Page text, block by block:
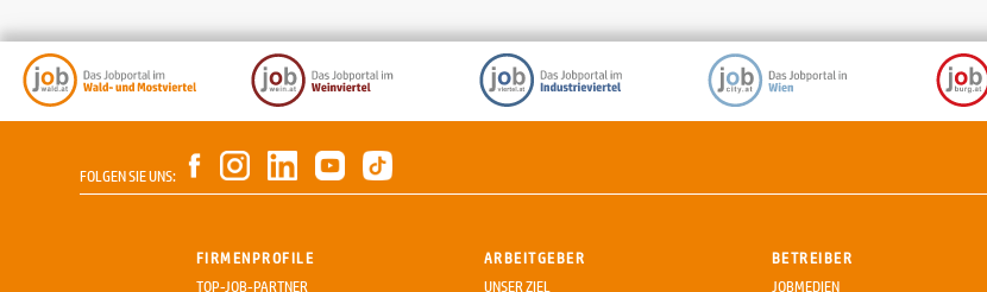
FOLGEN SIE UNS:
FIRMENPROFILE
TOP-JOB-PARTNER
ARBEITGEBER
UNSER ZIEL
BETREIBER
JOBMEDIEN